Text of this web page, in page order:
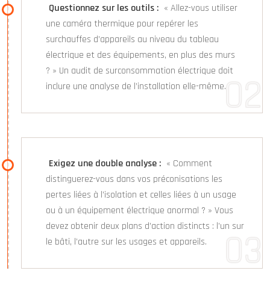
Questionnez sur les outils : « Allez-vous utiliser
une caméra thermique pour repérer les
surchauffes d’appareils au niveau du tableau
électrique et des équipements, en plus des murs
? » Un audit de surconsommation électrique doit
inclure une analyse de l’installation elle-même.
Exigez une double analyse : « Comment
distinguerez-vous dans vos préconisations les
pertes liées à l’isolation et celles liées à un usage
ou à un équipement électrique anormal ? » Vous
devez obtenir deux plans d’action distincts : l’un sur
le bâti, l’autre sur les usages et appareils.